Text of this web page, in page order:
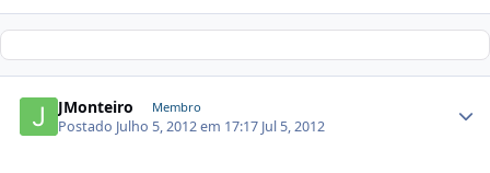
JMonteiro Membro
Postado Julho 5, 2012 em 17:17 Jul 5, 2012